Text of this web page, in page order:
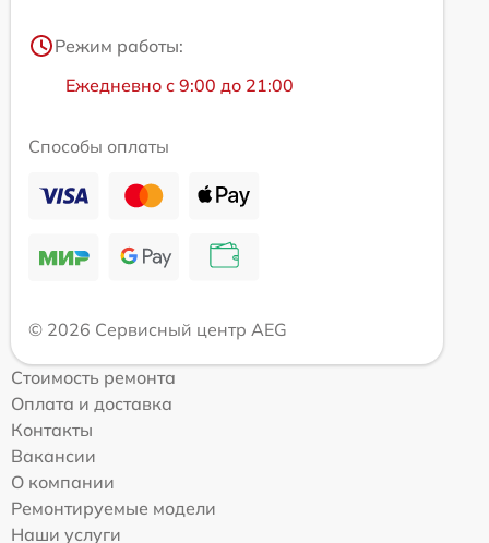
Режим работы:
Ежедневно с 9:00 до 21:00
Способы оплаты
© 2026 Сервисный центр AEG
Стоимость ремонта
Оплата и доставка
Контакты
Вакансии
О компании
Ремонтируемые модели
Наши услуги